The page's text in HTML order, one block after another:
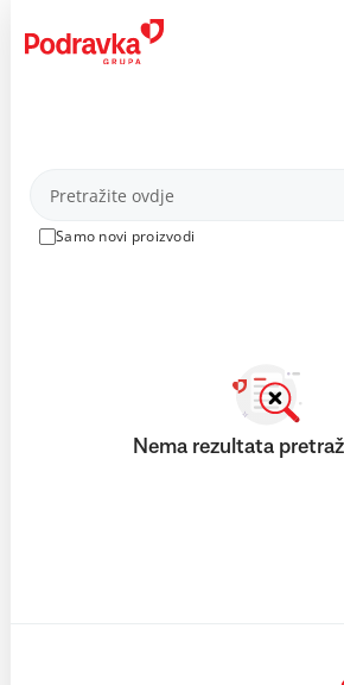
content
Proizvodi
Samo novi proizvodi
Nema rezultata